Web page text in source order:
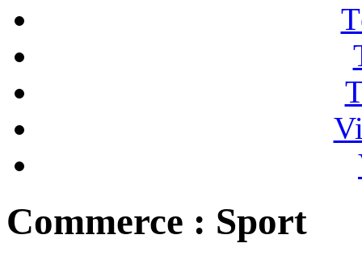
Commerce : Sport